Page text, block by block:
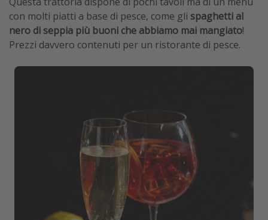
con molti piatti a base di pesce, come gli spaghetti al
nero di seppia più buoni che abbiamo mai mangiato!
Prezzi davvero contenuti per un ristorante di pesce.